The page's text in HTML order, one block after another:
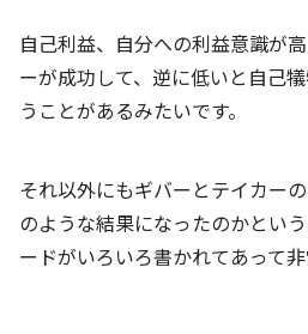
自己利益、自分への利益意識が
ーが成功して、逆に低いと自己
うことがあるみたいです。
それ以外にもギバーとテイカー
のような結果になったのかとい
ードがいろいろ書かれてあって非